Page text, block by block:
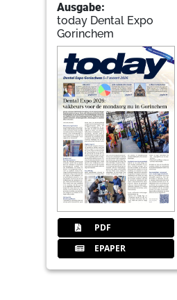
Ausgabe:
today Dental Expo
Gorinchem
PDF
EPAPER